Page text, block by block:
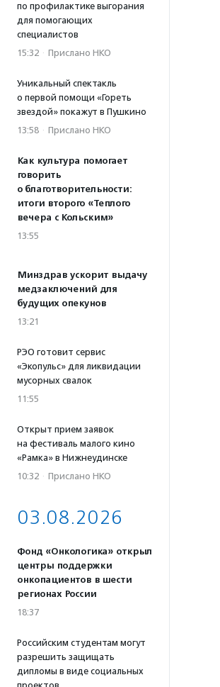
по профилактике выгорания
для помогающих
специалистов
15:32 · Прислано НКО
Уникальный спектакль
о первой помощи «Гореть
звездой» покажут в Пушкино
13:58 · Прислано НКО
Как культура помогает
говорить
о благотворительности:
итоги второго «Теплого
вечера с Кольским»
13:55
Минздрав ускорит выдачу
медзаключений для
будущих опекунов
13:21
РЭО готовит сервис
«Экопульс» для ликвидации
мусорных свалок
11:55
Открыт прием заявок
на фестиваль малого кино
«Рамка» в Нижнеудинске
10:32 · Прислано НКО
03.08.2026
Фонд «Онкологика» открыл
центры поддержки
онкопациентов в шести
регионах России
18:37
Российским студентам могут
разрешить защищать
дипломы в виде социальных